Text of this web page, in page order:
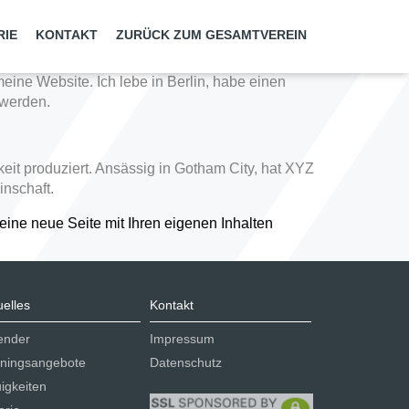
KONTAKT ZURÜCK ZUM GESAMTVEREIN
mit einer Vorstellung für mögliche
Website. Ich lebe in Berlin, habe einen
produziert. Ansässig in Gotham City, hat XYZ
neue Seite mit Ihren eigenen Inhalten
Kontakt
Impressum
Datenschutz